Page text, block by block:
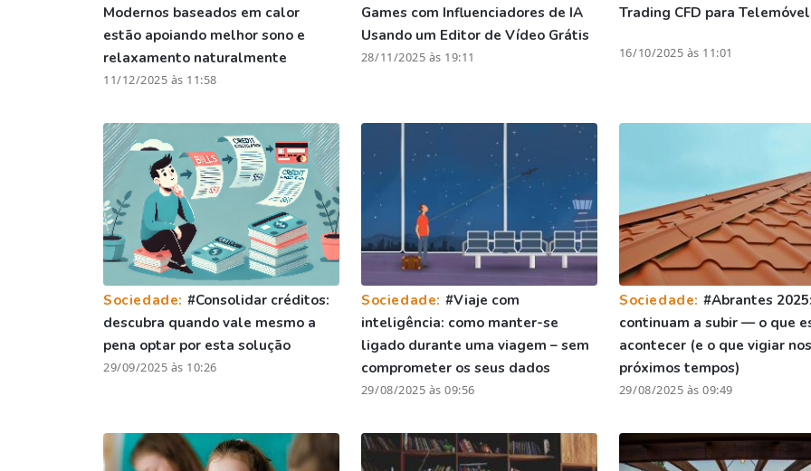
Modernos baseados em calor
estão apoiando melhor sono e
relaxamento naturalmente
11/12/2025 às 11:58
Games com Influenciadores de IA
Usando um Editor de Vídeo Grátis
28/11/2025 às 19:11
Trading CFD para
16/10/2025 às 11:01
Sociedade: #Consolidar créditos:
descubra quando vale mesmo a
pena optar por esta solução
29/09/2025 às 10:26
Sociedade: #Viaje com
inteligência: como manter-se
ligado durante uma viagem – sem
comprometer os seus dados
29/08/2025 às 09:56
Sociedade: #Abrantes
continuam a subir — o que
acontecer (e o que vigiar nos
próximos tempos)
29/08/2025 às 09:49